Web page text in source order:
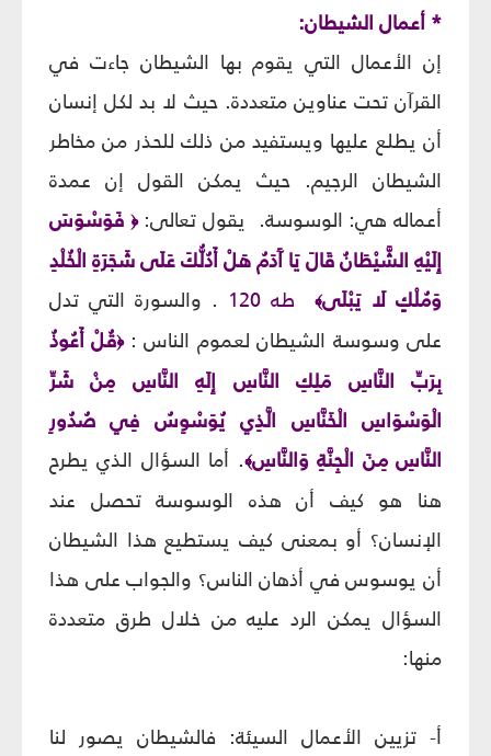
* أعمال الشيطان:
إن الأعمال التي يقوم بها الشيطان جاءت في
القرآن تحت عناوين متعددة. حيث لا بد لكل إنسان
أن يطلع عليها ويستفيد من ذلك للحذر من مخاطر
الشيطان الرجيم. حيث يمكن القول إن عمدة
أعماله هي: الوسوسة. يقول تعالى: ﴿ فَوَسْوَسَ
إِلَيْهِ الشَّيْطَانُ قَالَ يَا آَدَمُ هَلْ أَدُلُّكَ عَلَى شَجَرَةِ الْخُلْدِ
وَمُلْكٍ لَا يَبْلَى﴾ طه 120
. والسورة التي تدل
على وسوسة الشيطان لعموم الناس : ﴿قُلْ أَعُوذُ
بِرَبِّ النَّاسِ مَلِكِ النَّاسِ إِلَهِ النَّاسِ مِنْ شَرِّ
الْوَسْوَاسِ الْخَنَّاسِ الَّذِي يُوَسْوِسُ فِي صُدُورِ
النَّاسِ مِنَ الْجِنَّةِ وَالنَّاسِ﴾. أما السؤال الذي يطرح
هنا هو كيف أن هذه الوسوسة تحصل عند
الإنسان؟ أو بمعنى كيف يستطيع هذا الشيطان
أن يوسوس في أذهان الناس؟ والجواب على هذا
السؤال يمكن الرد عليه من خلال طرق متعددة
منها:
أ‌- تزيين الأعمال السيئة: فالشيطان يصور لنا